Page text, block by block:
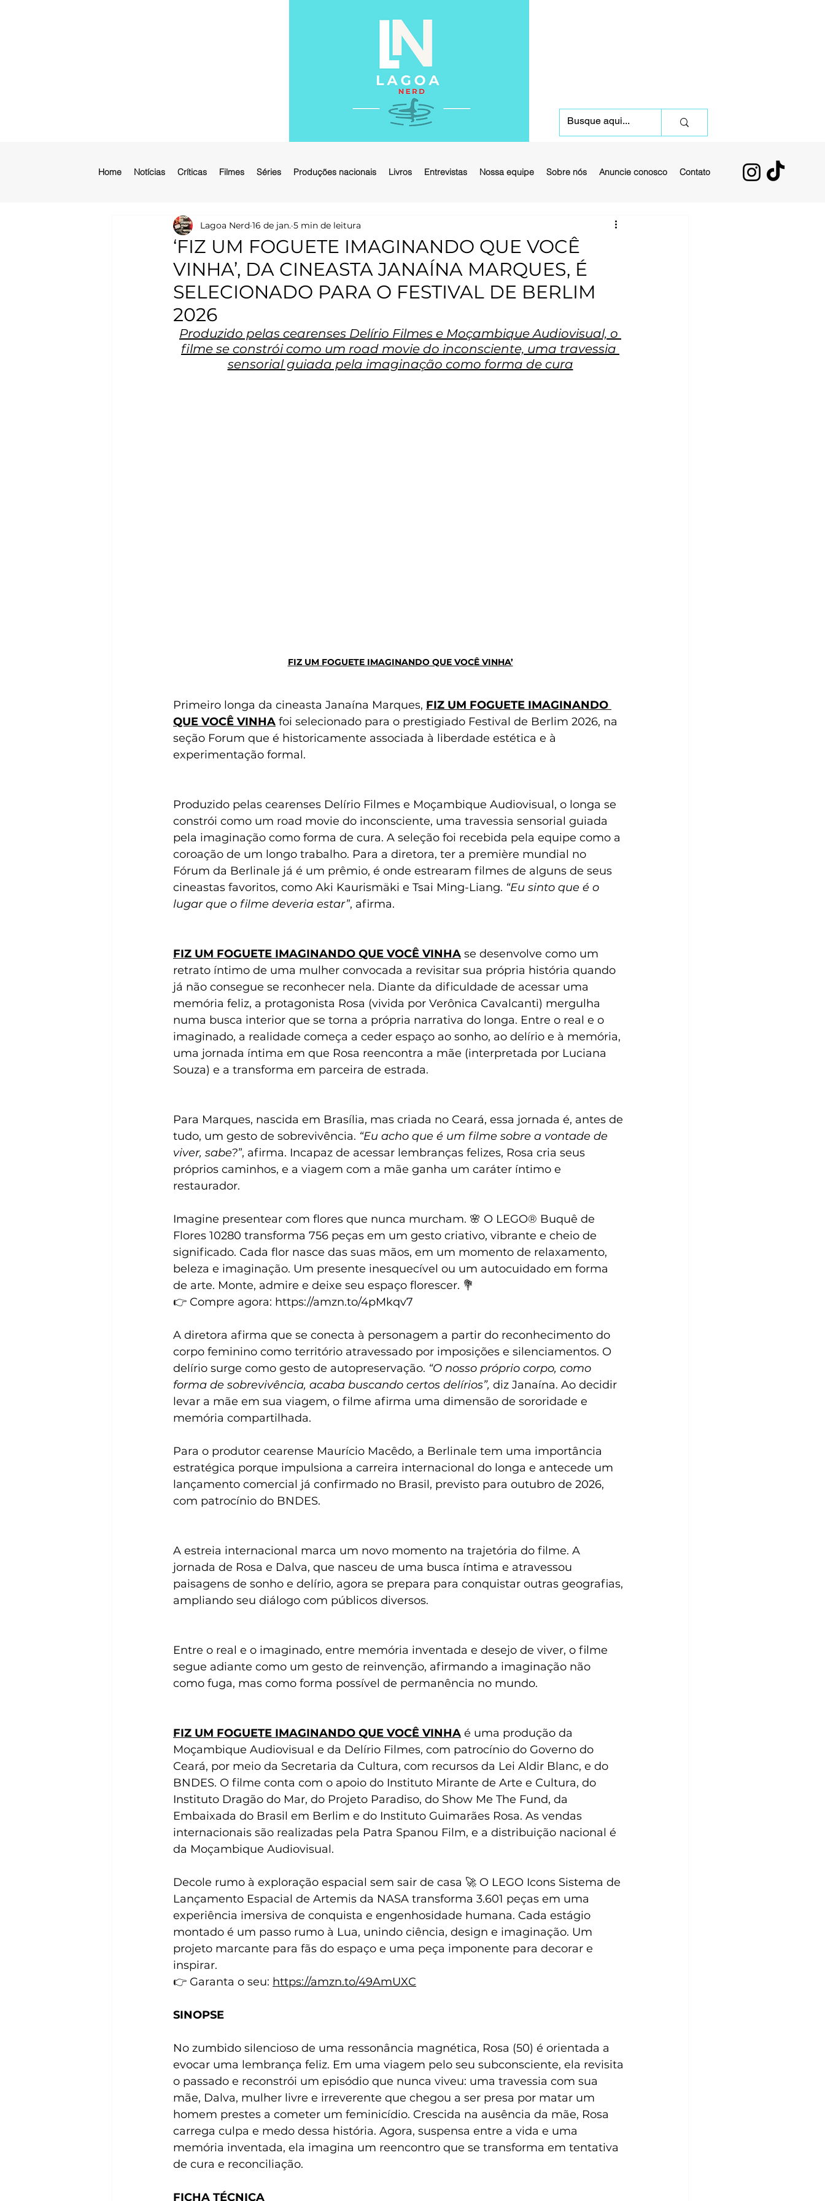
Home Notícias Críticas Filmes Séries Produções nacionais Livros Entrevistas Nossa equipe Sobre nós Anuncie conosco Contato
‘FIZ UM FOGUETE IMAGINANDO QUE VOCÊ
VINHA’, DA CINEASTA JANAÍNA MARQUES, É
SELECIONADO PARA O FESTIVAL DE BERLIM
2026
Lagoa Nerd 16 de jan. 5 min de leitura
Produzido pelas cearenses Delírio Filmes e Moçambique Audiovisual, o
filme se constrói como um road movie do inconsciente, uma travessia
sensorial guiada pela imaginação como forma de cura
FIZ UM FOGUETE IMAGINANDO QUE VOCÊ VINHA’
Primeiro longa da cineasta Janaína Marques, FIZ UM FOGUETE IMAGINANDO
QUE VOCÊ VINHA foi selecionado para o prestigiado Festival de Berlim 2026, na
seção Forum que é historicamente associada à liberdade estética e à
experimentação formal.
Produzido pelas cearenses Delírio Filmes e Moçambique Audiovisual, o longa se
constrói como um road movie do inconsciente, uma travessia sensorial guiada
pela imaginação como forma de cura. A seleção foi recebida pela equipe como a
coroação de um longo trabalho. Para a diretora, ter a première mundial no
Fórum da Berlinale já é um prêmio, é onde estrearam filmes de alguns de seus
cineastas favoritos, como Aki Kaurismäki e Tsai Ming-Liang. “Eu sinto que é o
lugar que o filme deveria estar”, afirma.
FIZ UM FOGUETE IMAGINANDO QUE VOCÊ VINHA se desenvolve como um
retrato íntimo de uma mulher convocada a revisitar sua própria história quando
já não consegue se reconhecer nela. Diante da dificuldade de acessar uma
memória feliz, a protagonista Rosa (vivida por Verônica Cavalcanti) mergulha
numa busca interior que se torna a própria narrativa do longa. Entre o real e o
imaginado, a realidade começa a ceder espaço ao sonho, ao delírio e à memória,
uma jornada íntima em que Rosa reencontra a mãe (interpretada por Luciana
Souza) e a transforma em parceira de estrada.
Para Marques, nascida em Brasília, mas criada no Ceará, essa jornada é, antes de
tudo, um gesto de sobrevivência. “Eu acho que é um filme sobre a vontade de
viver, sabe?”, afirma. Incapaz de acessar lembranças felizes, Rosa cria seus
próprios caminhos, e a viagem com a mãe ganha um caráter íntimo e
restaurador.
Imagine presentear com flores que nunca murcham. 🌸 O LEGO® Buquê de
Flores 10280 transforma 756 peças em um gesto criativo, vibrante e cheio de
significado. Cada flor nasce das suas mãos, em um momento de relaxamento,
beleza e imaginação. Um presente inesquecível ou um autocuidado em forma
de arte. Monte, admire e deixe seu espaço florescer. 💐
👉 Compre agora: https://amzn.to/4pMkqv7
A diretora afirma que se conecta à personagem a partir do reconhecimento do
corpo feminino como território atravessado por imposições e silenciamentos. O
delírio surge como gesto de autopreservação. “O nosso próprio corpo, como
forma de sobrevivência, acaba buscando certos delírios”, diz Janaína. Ao decidir
levar a mãe em sua viagem, o filme afirma uma dimensão de sororidade e
memória compartilhada.
Para o produtor cearense Maurício Macêdo, a Berlinale tem uma importância
estratégica porque impulsiona a carreira internacional do longa e antecede um
lançamento comercial já confirmado no Brasil, previsto para outubro de 2026,
com patrocínio do BNDES.
A estreia internacional marca um novo momento na trajetória do filme. A
jornada de Rosa e Dalva, que nasceu de uma busca íntima e atravessou
paisagens de sonho e delírio, agora se prepara para conquistar outras geografias,
ampliando seu diálogo com públicos diversos.
Entre o real e o imaginado, entre memória inventada e desejo de viver, o filme
segue adiante como um gesto de reinvenção, afirmando a imaginação não
como fuga, mas como forma possível de permanência no mundo.
FIZ UM FOGUETE IMAGINANDO QUE VOCÊ VINHA é uma produção da
Moçambique Audiovisual e da Delírio Filmes, com patrocínio do Governo do
Ceará, por meio da Secretaria da Cultura, com recursos da Lei Aldir Blanc, e do
BNDES. O filme conta com o apoio do Instituto Mirante de Arte e Cultura, do
Instituto Dragão do Mar, do Projeto Paradiso, do Show Me The Fund, da
Embaixada do Brasil em Berlim e do Instituto Guimarães Rosa. As vendas
internacionais são realizadas pela Patra Spanou Film, e a distribuição nacional é
da Moçambique Audiovisual.
Decole rumo à exploração espacial sem sair de casa 🚀 O LEGO Icons Sistema de
Lançamento Espacial de Artemis da NASA transforma 3.601 peças em uma
experiência imersiva de conquista e engenhosidade humana. Cada estágio
montado é um passo rumo à Lua, unindo ciência, design e imaginação. Um
projeto marcante para fãs do espaço e uma peça imponente para decorar e
inspirar.
👉 Garanta o seu: https://amzn.to/49AmUXC
SINOPSE
No zumbido silencioso de uma ressonância magnética, Rosa (50) é orientada a
evocar uma lembrança feliz. Em uma viagem pelo seu subconsciente, ela revisita
o passado e reconstrói um episódio que nunca viveu: uma travessia com sua
mãe, Dalva, mulher livre e irreverente que chegou a ser presa por matar um
homem prestes a cometer um feminicídio. Crescida na ausência da mãe, Rosa
carrega culpa e medo dessa história. Agora, suspensa entre a vida e uma
memória inventada, ela imagina um reencontro que se transforma em tentativa
de cura e reconciliação.
FICHA TÉCNICA